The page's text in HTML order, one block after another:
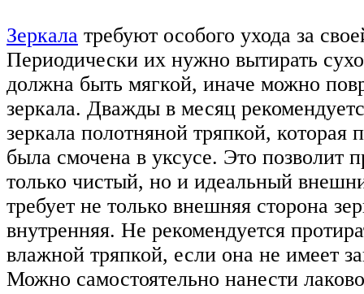
Зеркала требуют особого ухода за
Периодически их нужно вытирать
должна быть мягкой, иначе можно
зеркала. Дважды в месяц
зеркала полотняной тряпкой, которая
была смочена в уксусе. Это позволит
только чистый, но и идеальный
требует не только внешняя сторона
внутренняя. Не рекомендуется
влажной тряпкой, если она не имеет
Можно самостоятельно нанести